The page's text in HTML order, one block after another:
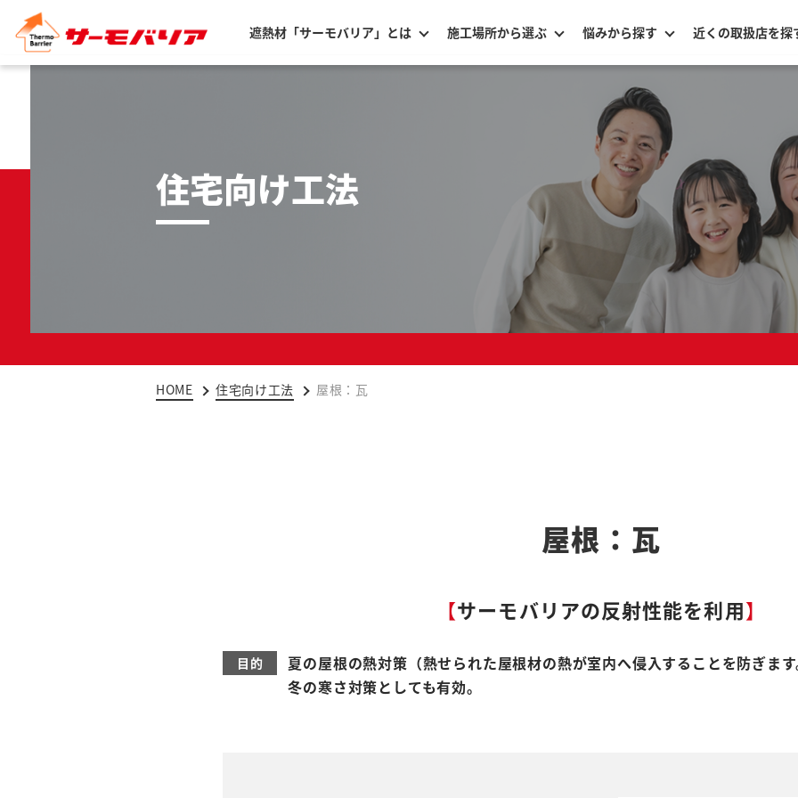
遮熱材「サーモバリア」とは 施工場所から選ぶ 悩みから探す 近くの取扱店を探
住宅向け工法
HOME 住宅向け工法 屋根：瓦
屋根：瓦
【サーモバリアの反射性能を利用】
夏の屋根の熱対策（熱せられた屋根材の熱が室内へ侵入することを防ぎま
冬の寒さ対策としても有効。